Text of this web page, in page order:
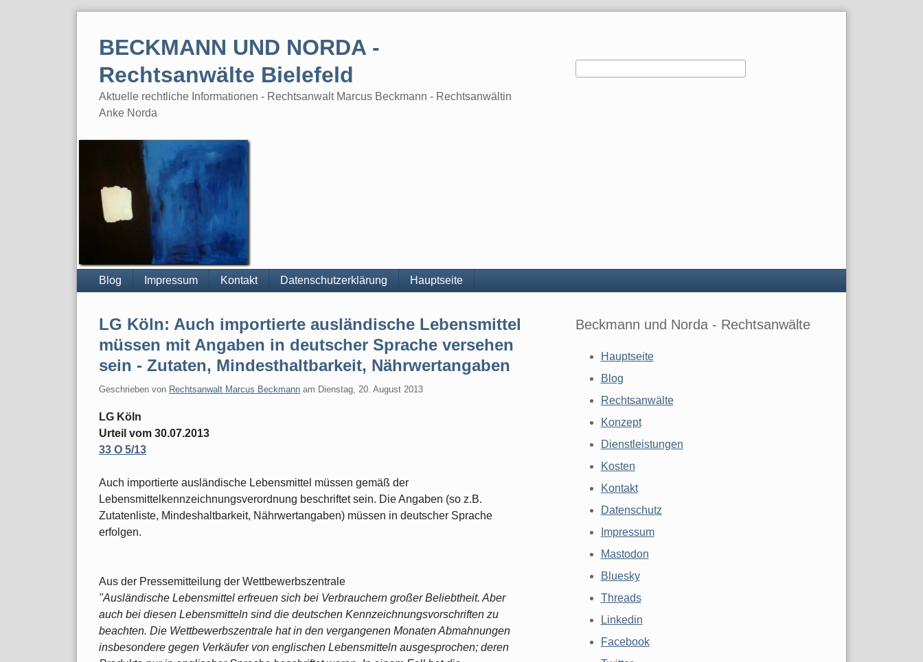
BECKMANN UND NORDA -
Rechtsanwälte Bielefeld
Aktuelle rechtliche Informationen - Rechtsanwalt Marcus Beckmann - Rechtsanwältin
Anke Norda
Blog Impressum Kontakt Datenschutzerklärung Hauptseite
LG Köln: Auch importierte ausländische Lebensmittel
müssen mit Angaben in deutscher Sprache versehen
sein - Zutaten, Mindesthaltbarkeit, Nährwertangaben
Geschrieben von Rechtsanwalt Marcus Beckmann am Dienstag, 20. August 2013
LG Köln
Urteil vom 30.07.2013
33 O 5/13
Auch importierte ausländische Lebensmittel müssen gemäß der
Lebensmittelkennzeichnungsverordnung beschriftet sein. Die Angaben (so z.B.
Zutatenliste, Mindeshaltbarkeit, Nährwertangaben) müssen in deutscher Sprache
erfolgen.
Aus der Pressemitteilung der Wettbewerbszentrale
"Ausländische Lebensmittel erfreuen sich bei Verbrauchern großer Beliebtheit. Aber
auch bei diesen Lebensmitteln sind die deutschen Kennzeichnungsvorschriften zu
beachten. Die Wettbewerbszentrale hat in den vergangenen Monaten Abmahnungen
insbesondere gegen Verkäufer von englischen Lebensmitteln ausgesprochen; deren
Beckmann und Norda - Rechtsanwälte
Hauptseite
Blog
Rechtsanwälte
Konzept
Dienstleistungen
Kosten
Kontakt
Datenschutz
Impressum
Mastodon
Bluesky
Threads
Linkedin
Facebook